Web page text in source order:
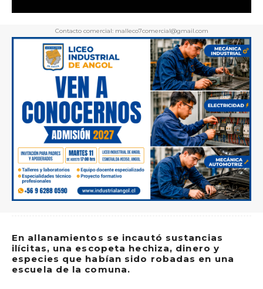
Contacto comercial: malleco7comercial@gmail.com
En allanamientos se incautó sustancias
ilícitas, una escopeta hechiza, dinero y
especies que habían sido robadas en una
escuela de la comuna.